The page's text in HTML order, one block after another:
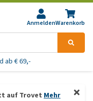
AnmeldenWarenkorb
ab € 69,-
auf Trovet Mehr